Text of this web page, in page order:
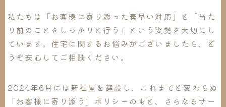
私たちは「お客様に寄り添った素早い対応」と「当た
り前のことをしっかりと行う」という姿勢を大切にし
ています。住宅に関するお悩みがございましたら、ど
うぞ安心してご相談ください。
2024年6月には新社屋を建設し、これまでと変わらぬ
「お客様に寄り添う」ポリシーのもと、さらなるサー